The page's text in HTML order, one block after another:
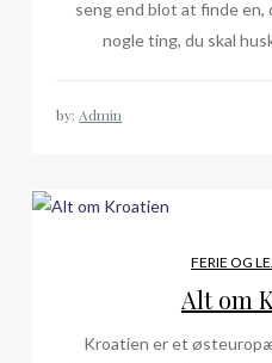
seng end blot at finde en,
nogle ting, du skal
by: Admin
FERIE OG
Alt om
Kroatien er et